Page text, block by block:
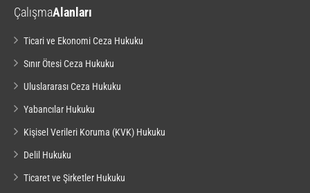
ÇalışmaAlanları
Ticari ve Ekonomi Ceza Hukuku
Sınır Ötesi Ceza Hukuku
Uluslararası Ceza Hukuku
Yabancılar Hukuku
Kişisel Verileri Koruma (KVK) Hukuku
Delil Hukuku
Ticaret ve Şirketler Hukuku